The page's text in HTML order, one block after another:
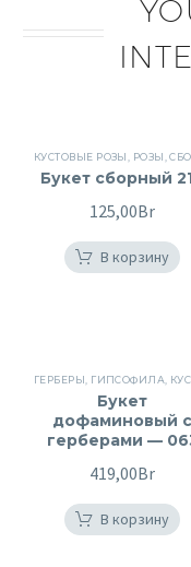
КУСТОВЫЕ РОЗЫ , РОЗЫ ,СБОРНЫЕ
Букет сборный
125,00Br
В корзину
ГЕРБЕРЫ, ГИПСОФИЛА, КУСТОВЫЕ
Букет
дофаминовый с
герберами —
419,00Br
В корзину